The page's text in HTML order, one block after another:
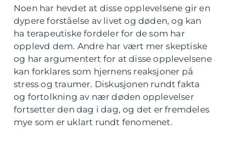
Noen har hevdet at disse opplevelsene gir en
dypere forståelse av livet og døden, og kan
ha terapeutiske fordeler for de som har
opplevd dem. Andre har vært mer skeptiske
og har argumentert for at disse opplevelsene
kan forklares som hjernens reaksjoner på
stress og traumer. Diskusjonen rundt fakta
og fortolkning av nær døden opplevelser
fortsetter den dag i dag, og det er fremdeles
mye som er uklart rundt fenomenet.